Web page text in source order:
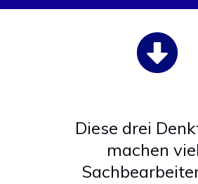
Diese drei
machen